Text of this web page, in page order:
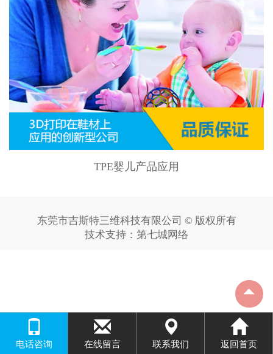
TPE婴儿产品应用
东莞市吉斯特三维科技有限公司 © 版权所有
技术支持： 第七城网络
电话咨询 在线留言 联系我们 返回首页